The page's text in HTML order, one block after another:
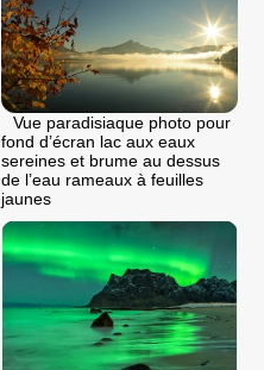
Vue paradisiaque photo pour
fond d’écran lac aux eaux
sereines et brume au dessus
de l’eau rameaux à feuilles
jaunes